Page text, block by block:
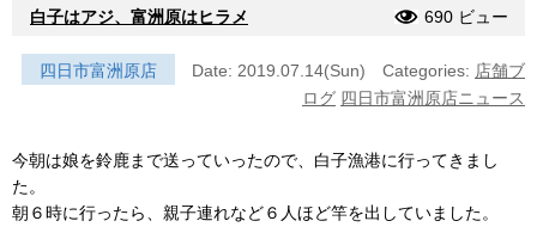
白子はアジ、富洲原はヒラメ 690 ビュー
四日市富洲原店 Date: 2019.07.14(Sun) Categories: 店舗ブ
ログ 四日市富洲原店ニュース
今朝は娘を鈴鹿まで送っていったので、白子漁港に行ってきまし
た。
朝６時に行ったら、親子連れなど６人ほど竿を出していました。